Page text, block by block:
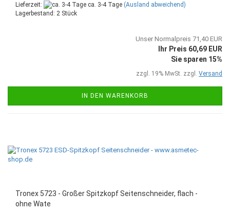
Lieferzeit:
ca. 3-4 Tage (Ausland abweichend)
Lagerbestand: 2 Stück
Unser Normalpreis 71,40 EUR
Ihr Preis 60,69 EUR
Sie sparen 15%
zzgl. 19% MwSt. zzgl. Versand
IN DEN WARENKORB
Tronex 5723 - Großer Spitzkopf Seitenschneider, flach -
ohne Wate